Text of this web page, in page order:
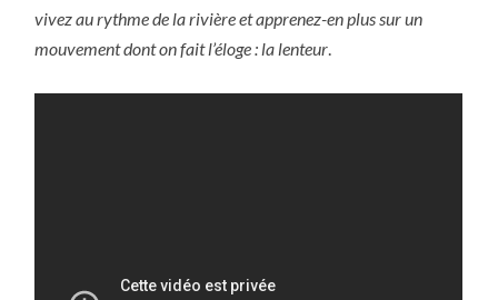
vivez au rythme de la rivière et apprenez-en plus sur un
mouvement dont on fait l’éloge : la lenteur.